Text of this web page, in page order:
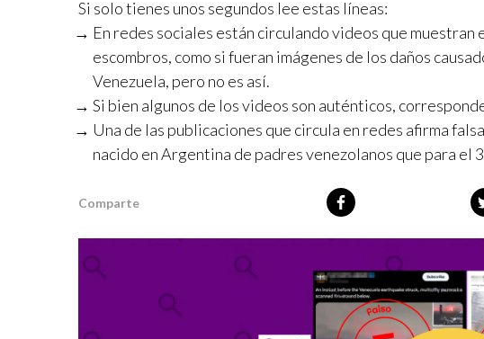
Si solo tienes unos segundos lee estas líneas:
En redes sociales están circulando videos que
escombros, como si fueran imágenes de los daños
Venezuela, pero no es así.
Si bien algunos de los videos son auténticos,
Una de las publicaciones que circula en redes afirma
nacido en Argentina de padres venezolanos que para el
Comparte